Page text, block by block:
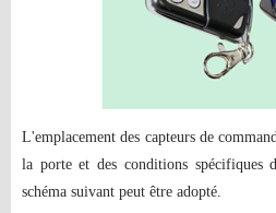
L'emplacement des capteurs de
la porte et des conditions spécifiques
schéma suivant peut être adopté.